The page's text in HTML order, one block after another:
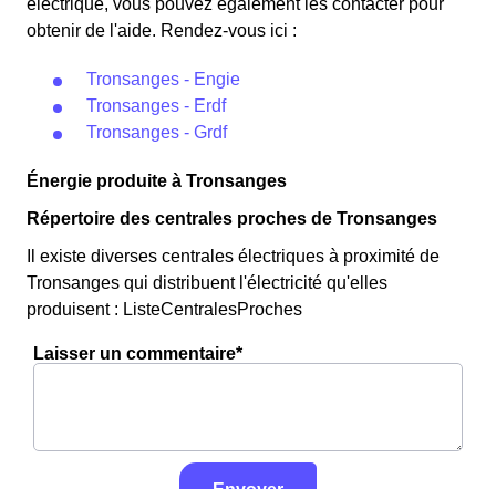
électrique, vous pouvez également les contacter pour
obtenir de l'aide. Rendez-vous ici :
Tronsanges - Engie
Tronsanges - Erdf
Tronsanges - Grdf
Énergie produite à Tronsanges
Répertoire des centrales proches de Tronsanges
Il existe diverses centrales électriques à proximité de
Tronsanges qui distribuent l'électricité qu'elles
produisent : ListeCentralesProches
Laisser un commentaire*